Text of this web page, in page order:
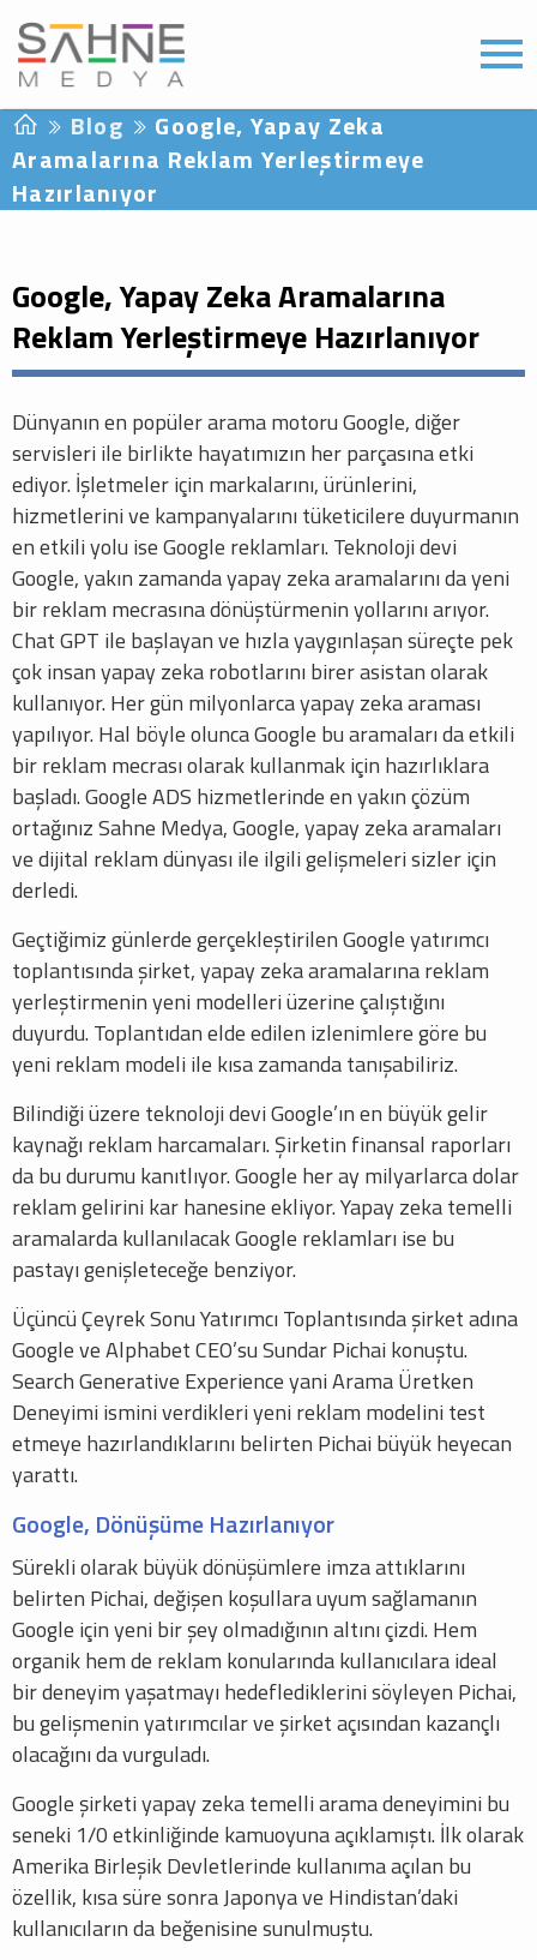
Blog
Google, Yapay Zeka
Aramalarına Reklam Yerleştirmeye
Hazırlanıyor
Google, Yapay Zeka Aramalarına
Reklam Yerleştirmeye Hazırlanıyor
Dünyanın en popüler arama motoru Google, diğer
servisleri ile birlikte hayatımızın her parçasına etki
ediyor. İşletmeler için markalarını, ürünlerini,
hizmetlerini ve kampanyalarını tüketicilere duyurmanın
en etkili yolu ise Google reklamları. Teknoloji devi
Google, yakın zamanda yapay zeka aramalarını da yeni
bir reklam mecrasına dönüştürmenin yollarını arıyor.
Chat GPT ile başlayan ve hızla yaygınlaşan süreçte pek
çok insan yapay zeka robotlarını birer asistan olarak
kullanıyor. Her gün milyonlarca yapay zeka araması
yapılıyor. Hal böyle olunca Google bu aramaları da etkili
bir reklam mecrası olarak kullanmak için hazırlıklara
başladı. Google ADS hizmetlerinde en yakın çözüm
ortağınız Sahne Medya, Google, yapay zeka aramaları
ve dijital reklam dünyası ile ilgili gelişmeleri sizler için
derledi.
Geçtiğimiz günlerde gerçekleştirilen Google yatırımcı
toplantısında şirket, yapay zeka aramalarına reklam
yerleştirmenin yeni modelleri üzerine çalıştığını
duyurdu. Toplantıdan elde edilen izlenimlere göre bu
yeni reklam modeli ile kısa zamanda tanışabiliriz.
Bilindiği üzere teknoloji devi Google’ın en büyük gelir
kaynağı reklam harcamaları. Şirketin finansal raporları
da bu durumu kanıtlıyor. Google her ay milyarlarca dolar
reklam gelirini kar hanesine ekliyor. Yapay zeka temelli
aramalarda kullanılacak Google reklamları ise bu
pastayı genişleteceğe benziyor.
Üçüncü Çeyrek Sonu Yatırımcı Toplantısında şirket adına
Google ve Alphabet CEO’su Sundar Pichai konuştu.
Search Generative Experience yani Arama Üretken
Deneyimi ismini verdikleri yeni reklam modelini test
etmeye hazırlandıklarını belirten Pichai büyük heyecan
yarattı.
Google, Dönüşüme Hazırlanıyor
Sürekli olarak büyük dönüşümlere imza attıklarını
belirten Pichai, değişen koşullara uyum sağlamanın
Google için yeni bir şey olmadığının altını çizdi. Hem
organik hem de reklam konularında kullanıcılara ideal
bir deneyim yaşatmayı hedeflediklerini söyleyen Pichai,
bu gelişmenin yatırımcılar ve şirket açısından kazançlı
olacağını da vurguladı.
Google şirketi yapay zeka temelli arama deneyimini bu
seneki 1/0 etkinliğinde kamuoyuna açıklamıştı. İlk olarak
Amerika Birleşik Devletlerinde kullanıma açılan bu
özellik, kısa süre sonra Japonya ve Hindistan’daki
kullanıcıların da beğenisine sunulmuştu.